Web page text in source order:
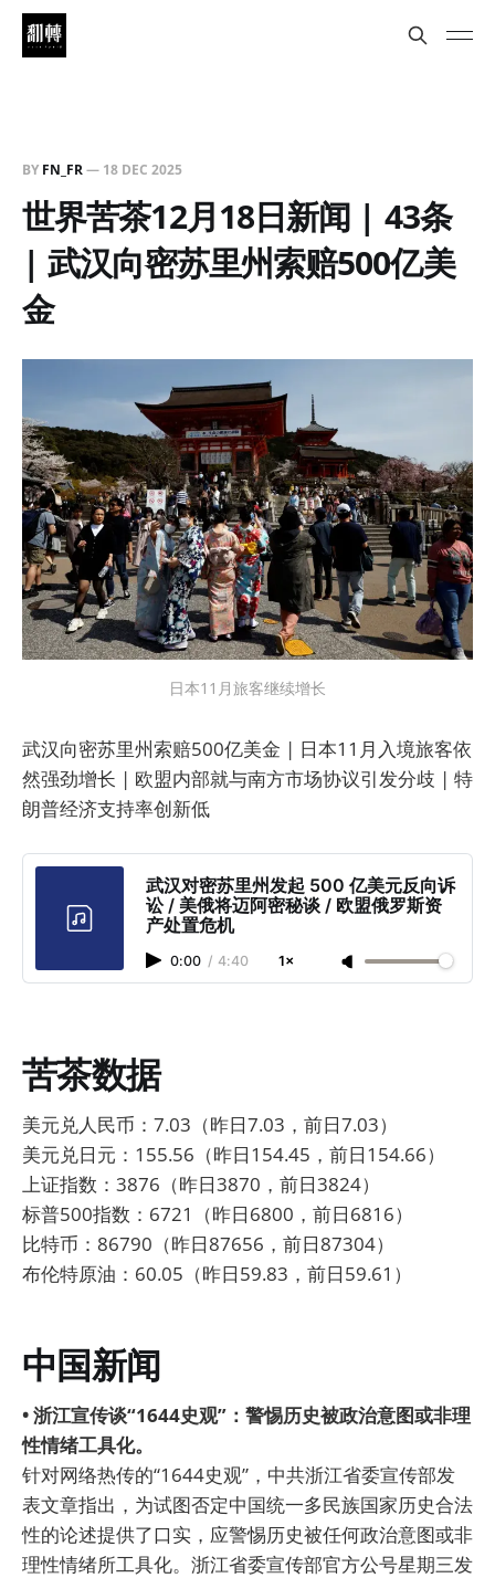
BY FN_FR— 18 DEC 2025
世界苦茶12月18日新闻 | 43条
| 武汉向密苏里州索赔500亿美
金
日本11月旅客继续增长
武汉向密苏里州索赔500亿美金 | 日本11月入境旅客依
然强劲增长 | 欧盟内部就与南方市场协议引发分歧 | 特
朗普经济支持率创新低
武汉对密苏里州发起 500 亿美元反向诉
讼 / 美俄将迈阿密秘谈 / 欧盟俄罗斯资
产处置危机
0:00 / 4:40 1×
苦茶数据
美元兑人民币：7.03（昨日7.03，前日7.03）
美元兑日元：155.56（昨日154.45，前日154.66）
上证指数：3876（昨日3870，前日3824）
标普500指数：6721（昨日6800，前日6816）
比特币：86790（昨日87656，前日87304）
布伦特原油：60.05（昨日59.83，前日59.61）
中国新闻
• 浙江宣传谈“1644史观”：警惕历史被政治意图或非理
性情绪工具化。
针对网络热传的“1644史观”，中共浙江省委宣传部发
表文章指出，为试图否定中国统一多民族国家历史合法
性的论述提供了口实，应警惕历史被任何政治意图或非
理性情绪所工具化。浙江省委宣传部官方公号星期三发